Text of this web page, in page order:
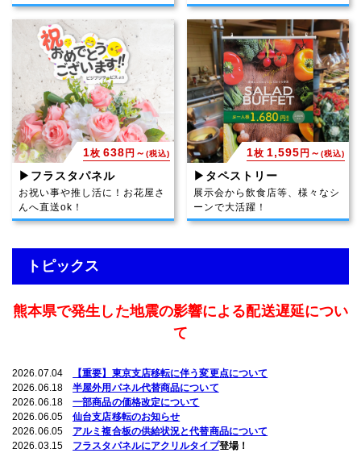
▶フラスタパネル
お祝い事や推し活に！お花屋さ
んへ直送ok！
1枚 638円～ (税込)
▶タペストリー
展示会から飲食店等、様々なシ
ーンで大活躍！
1枚 1,595円～ (税込)
トピックス
熊本県で発生した地震の影響による配送遅延につい
て
2026.07.04
【重要】東京支店移転に伴う変更点について
2026.06.18半屋外用パネル代替商品について
2026.06.18一部商品の価格改定について
2026.06.05仙台支店移転のお知らせ
2026.06.05 アルミ複合板の供給状況と代替商品について
2026.03.15 フラスタパネルにアクリルタイプ登場！